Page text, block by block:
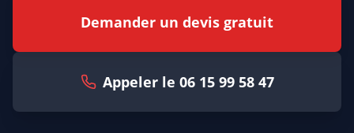
Demander un devis gratuit
Appeler le 06 15 99 58 47